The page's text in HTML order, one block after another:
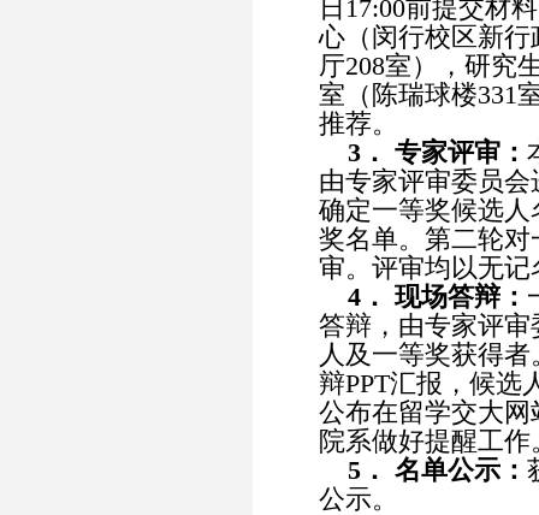
日17:00前提交材
心（闵行校区新行
厅208室），研究
室（陈瑞球楼331
推荐。
3． 专家评审：
由专家评审委员
确定一等奖候选
奖名单。第二轮
审。评审均以无
4． 现场答辩：
答辩，由专家评
人及一等奖获得
辩PPT汇报，候选
公布在留学交大
院系做好提醒工
5． 名单公示：
公示。